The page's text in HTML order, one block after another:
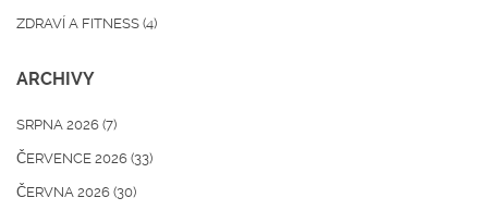
ZDRAVÍ A FITNESS (4)
ARCHIVY
SRPNA 2026 (7)
ČERVENCE 2026 (33)
ČERVNA 2026 (30)